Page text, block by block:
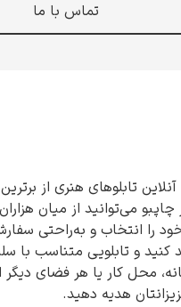
تماس با ما
تابلوهای هنری از
می‌توانید از میان
را انتخاب و به‌راحتی
کنید و تابلویی متناسب با
محل کار یا هر فضای دیگر
هدیه دهید.